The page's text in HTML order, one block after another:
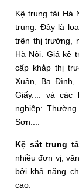
Kệ trung tải Hà
trung. Đây là
trên thị trường,
Hà Nội. Giá kệ
cấp khắp thị
Xuân, Ba Đình,
Giấy.... và các
nghiệp:
Sơn....
Kệ sắt trung
nhiều đơn vị,
bởi khả năng
cao.